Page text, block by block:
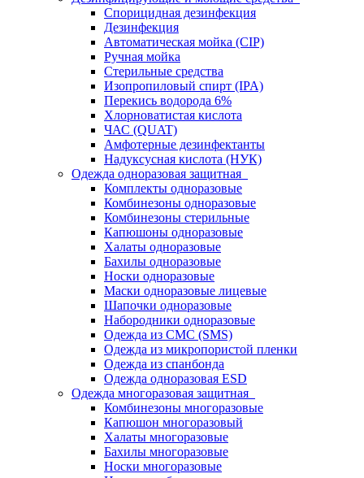
Спорицидная дезинфекция
Дезинфекция
Автоматическая мойка (CIP)
Ручная мойка
Стерильные средства
Изопропиловый спирт (IPA)
Перекись водорода 6%
Хлорноватистая кислота
ЧАС (QUAT)
Амфотерные дезинфектанты
Надуксусная кислота (НУК)
Одежда одноразовая защитная
Комплекты одноразовые
Комбинезоны одноразовые
Комбинезоны стерильные
Капюшоны одноразовые
Халаты одноразовые
Бахилы одноразовые
Носки одноразовые
Маски одноразовые лицевые
Шапочки одноразовые
Набородники одноразовые
Одежда из СМС (SMS)
Одежда из микропористой пленки
Одежда из спанбонда
Одежда одноразовая ESD
Одежда многоразовая защитная
Комбинезоны многоразовые
Капюшон многоразовый
Халаты многоразовые
Бахилы многоразовые
Носки многоразовые